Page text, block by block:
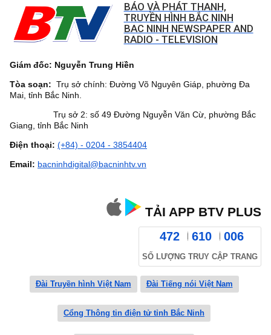
BÁO VÀ PHÁT THANH,
TRUYỀN HÌNH BẮC NINH
BAC NINH NEWSPAPER AND
RADIO - TELEVISION
Giám đốc: Nguyễn Trung Hiền
Tòa soạn: Trụ sở chính: Đường Võ Nguyên Giáp, phường Đa
Mai, tỉnh Bắc Ninh.
Trụ sở 2: số 49 Đường Nguyễn Văn Cừ, phường Bắc
Giang, tỉnh Bắc Ninh
Điện thoại: (+84) - 0204 - 3854404
Email: bacninhdigital@bacninhtv.vn
TẢI APP BTV PLUS
472 610 006
SỐ LƯỢNG TRUY CẬP TRANG
Đài Truyền hình Việt Nam Đài Tiếng nói Việt Nam
Cổng Thông tin điện tử tỉnh Bắc Ninh